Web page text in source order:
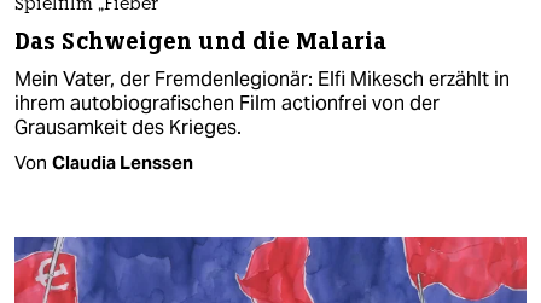
Spielfilm „Fieber“
Das Schweigen und die Malaria
Mein Vater, der Fremdenlegionär: Elfi Mikesch erzählt in
ihrem autobiografischen Film actionfrei von der
Grausamkeit des Krieges.
Von Claudia Lenssen